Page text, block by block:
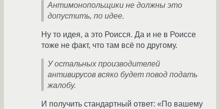
Антимонопольщики не должны это
допустить, по идее.
Ну то идея, а это Роисся. Да и не в Роиссе
тоже не факт, что там всё по другому.
У остальных производителей
антивирусов всяко будет повод подать
жалобу.
И получить стандартный ответ: «По вашему